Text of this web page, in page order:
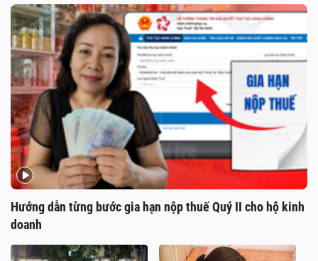
Hướng dẫn từng bước gia hạn nộp thuế Quý II cho hộ kinh
doanh